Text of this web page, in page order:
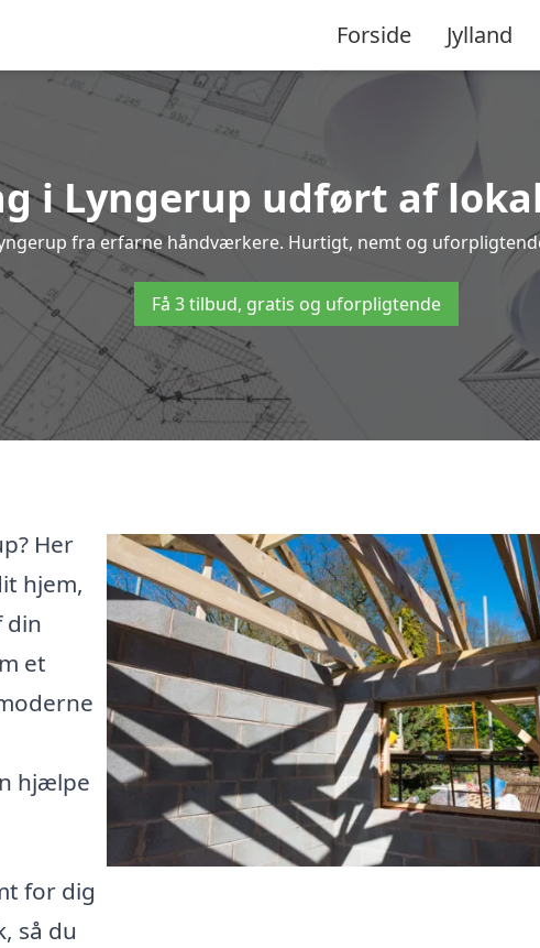
Forside Jylland
i Lyngerup udført af
fra erfarne håndværkere. Hurtigt, nemt og
Få 3 tilbud, gratis og uforpligtende
Her
hjem,
din
et
hjælpe
for dig
så du